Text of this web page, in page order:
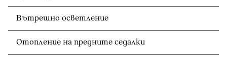
Вътрешно осветление
Отопление на предните седалки